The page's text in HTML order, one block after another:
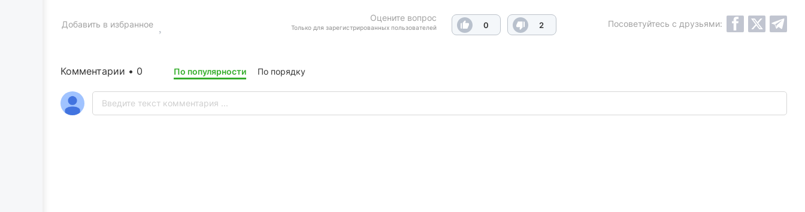
Оцените вопрос
Только для зарегистрированных пользователей 0 2
Добавить в избранное Посоветуйтесь с друзьями:
Комментарии • 0 По популярности По порядку